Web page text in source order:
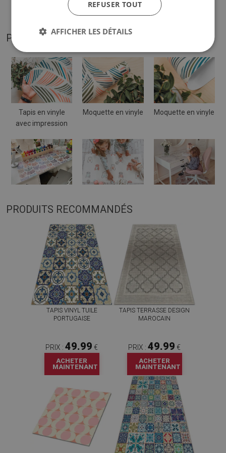
par rapport à la visualisation.
PHOTOS DE NOTRE PRODUIT
Tapis en vinyle
avec impression
Moquette en vinyle Moquette en vinyle
PRODUITS RECOMMANDÉS
TAPIS VINYL TUILE
PORTUGAISE
PRIX : 49.99 €
ACHETER
MAINTENANT
TAPIS TERRASSE DESIGN
MAROCAIN
PRIX : 49.99 €
ACHETER
MAINTENANT
REFUSER TOUT
AFFICHER LES DÉTAILS